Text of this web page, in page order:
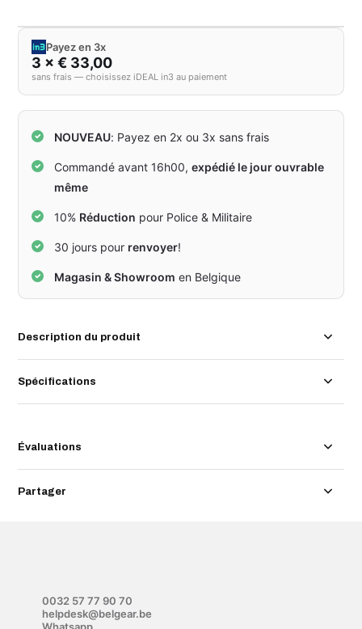
Payez en 3x
3 × € 33,00
sans frais — choisissez iDEAL in3 au paiement
NOUVEAU: Payez en 2x ou 3x sans frais
Commandé avant 16h00,expédié le jour ouvrable
même
10% Réduction pour Police & Militaire
30 jours pour renvoyer!
Magasin & Showroom en Belgique
Description du produit
Spécifications
Évaluations
Partager
0032 57 77 90 70
helpdesk@belgear.be